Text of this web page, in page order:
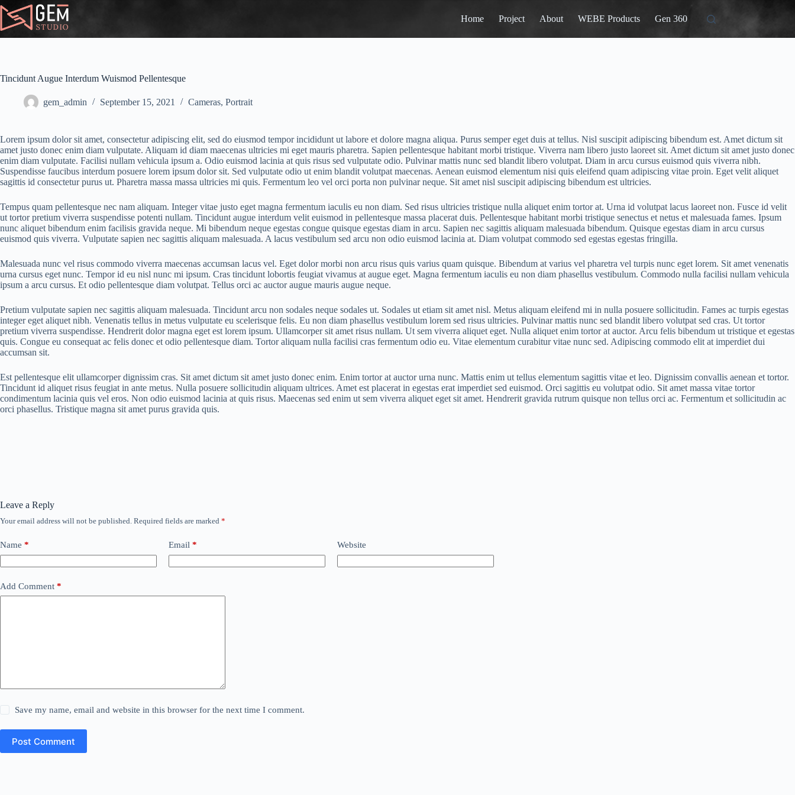
Home Project About WEBE Products Gen 360
Tincidunt Augue Interdum Wuismod Pellentesque
gem_admin September 15, 2021 Cameras, Portrait
Lorem ipsum dolor sit amet, consectetur adipiscing elit, sed do eiusmod tempor incididunt ut labore et dolore magna aliqua. Purus semper eget duis at tellus. Nisl suscipit adipiscing bibendum est. Amet dictum sit
amet justo donec enim diam vulputate. Aliquam id diam maecenas ultricies mi eget mauris pharetra. Sapien pellentesque habitant morbi tristique. Viverra nam libero justo laoreet sit. Amet dictum sit amet justo donec
enim diam vulputate. Facilisi nullam vehicula ipsum a. Odio euismod lacinia at quis risus sed vulputate odio. Pulvinar mattis nunc sed blandit libero volutpat. Diam in arcu cursus euismod quis viverra nibh.
Suspendisse faucibus interdum posuere lorem ipsum dolor sit. Sed vulputate odio ut enim blandit volutpat maecenas. Aenean euismod elementum nisi quis eleifend quam adipiscing vitae proin. Eget velit aliquet
sagittis id consectetur purus ut. Pharetra massa massa ultricies mi quis. Fermentum leo vel orci porta non pulvinar neque. Sit amet nisl suscipit adipiscing bibendum est ultricies.
Tempus quam pellentesque nec nam aliquam. Integer vitae justo eget magna fermentum iaculis eu non diam. Sed risus ultricies tristique nulla aliquet enim tortor at. Urna id volutpat lacus laoreet non. Fusce id velit
ut tortor pretium viverra suspendisse potenti nullam. Tincidunt augue interdum velit euismod in pellentesque massa placerat duis. Pellentesque habitant morbi tristique senectus et netus et malesuada fames. Ipsum
nunc aliquet bibendum enim facilisis gravida neque. Mi bibendum neque egestas congue quisque egestas diam in arcu. Sapien nec sagittis aliquam malesuada bibendum. Quisque egestas diam in arcu cursus
euismod quis viverra. Vulputate sapien nec sagittis aliquam malesuada. A lacus vestibulum sed arcu non odio euismod lacinia at. Diam volutpat commodo sed egestas egestas fringilla.
Malesuada nunc vel risus commodo viverra maecenas accumsan lacus vel. Eget dolor morbi non arcu risus quis varius quam quisque. Bibendum at varius vel pharetra vel turpis nunc eget lorem. Sit amet venenatis
urna cursus eget nunc. Tempor id eu nisl nunc mi ipsum. Cras tincidunt lobortis feugiat vivamus at augue eget. Magna fermentum iaculis eu non diam phasellus vestibulum. Commodo nulla facilisi nullam vehicula
ipsum a arcu cursus. Et odio pellentesque diam volutpat. Tellus orci ac auctor augue mauris augue neque.
Pretium vulputate sapien nec sagittis aliquam malesuada. Tincidunt arcu non sodales neque sodales ut. Sodales ut etiam sit amet nisl. Metus aliquam eleifend mi in nulla posuere sollicitudin. Fames ac turpis egestas
integer eget aliquet nibh. Venenatis tellus in metus vulputate eu scelerisque felis. Eu non diam phasellus vestibulum lorem sed risus ultricies. Pulvinar mattis nunc sed blandit libero volutpat sed cras. Ut tortor
pretium viverra suspendisse. Hendrerit dolor magna eget est lorem ipsum. Ullamcorper sit amet risus nullam. Ut sem viverra aliquet eget. Nulla aliquet enim tortor at auctor. Arcu felis bibendum ut tristique et egestas
quis. Congue eu consequat ac felis donec et odio pellentesque diam. Tortor aliquam nulla facilisi cras fermentum odio eu. Vitae elementum curabitur vitae nunc sed. Adipiscing commodo elit at imperdiet dui
accumsan sit.
Est pellentesque elit ullamcorper dignissim cras. Sit amet dictum sit amet justo donec enim. Enim tortor at auctor urna nunc. Mattis enim ut tellus elementum sagittis vitae et leo. Dignissim convallis aenean et tortor.
Tincidunt id aliquet risus feugiat in ante metus. Nulla posuere sollicitudin aliquam ultrices. Amet est placerat in egestas erat imperdiet sed euismod. Orci sagittis eu volutpat odio. Sit amet massa vitae tortor
condimentum lacinia quis vel eros. Non odio euismod lacinia at quis risus. Maecenas sed enim ut sem viverra aliquet eget sit amet. Hendrerit gravida rutrum quisque non tellus orci ac. Fermentum et sollicitudin ac
orci phasellus. Tristique magna sit amet purus gravida quis.
Leave a Reply
Your email address will not be published. Required fields are marked *
Name * Email * Website
Add Comment *
Save my name, email and website in this browser for the next time I comment.
Post Comment